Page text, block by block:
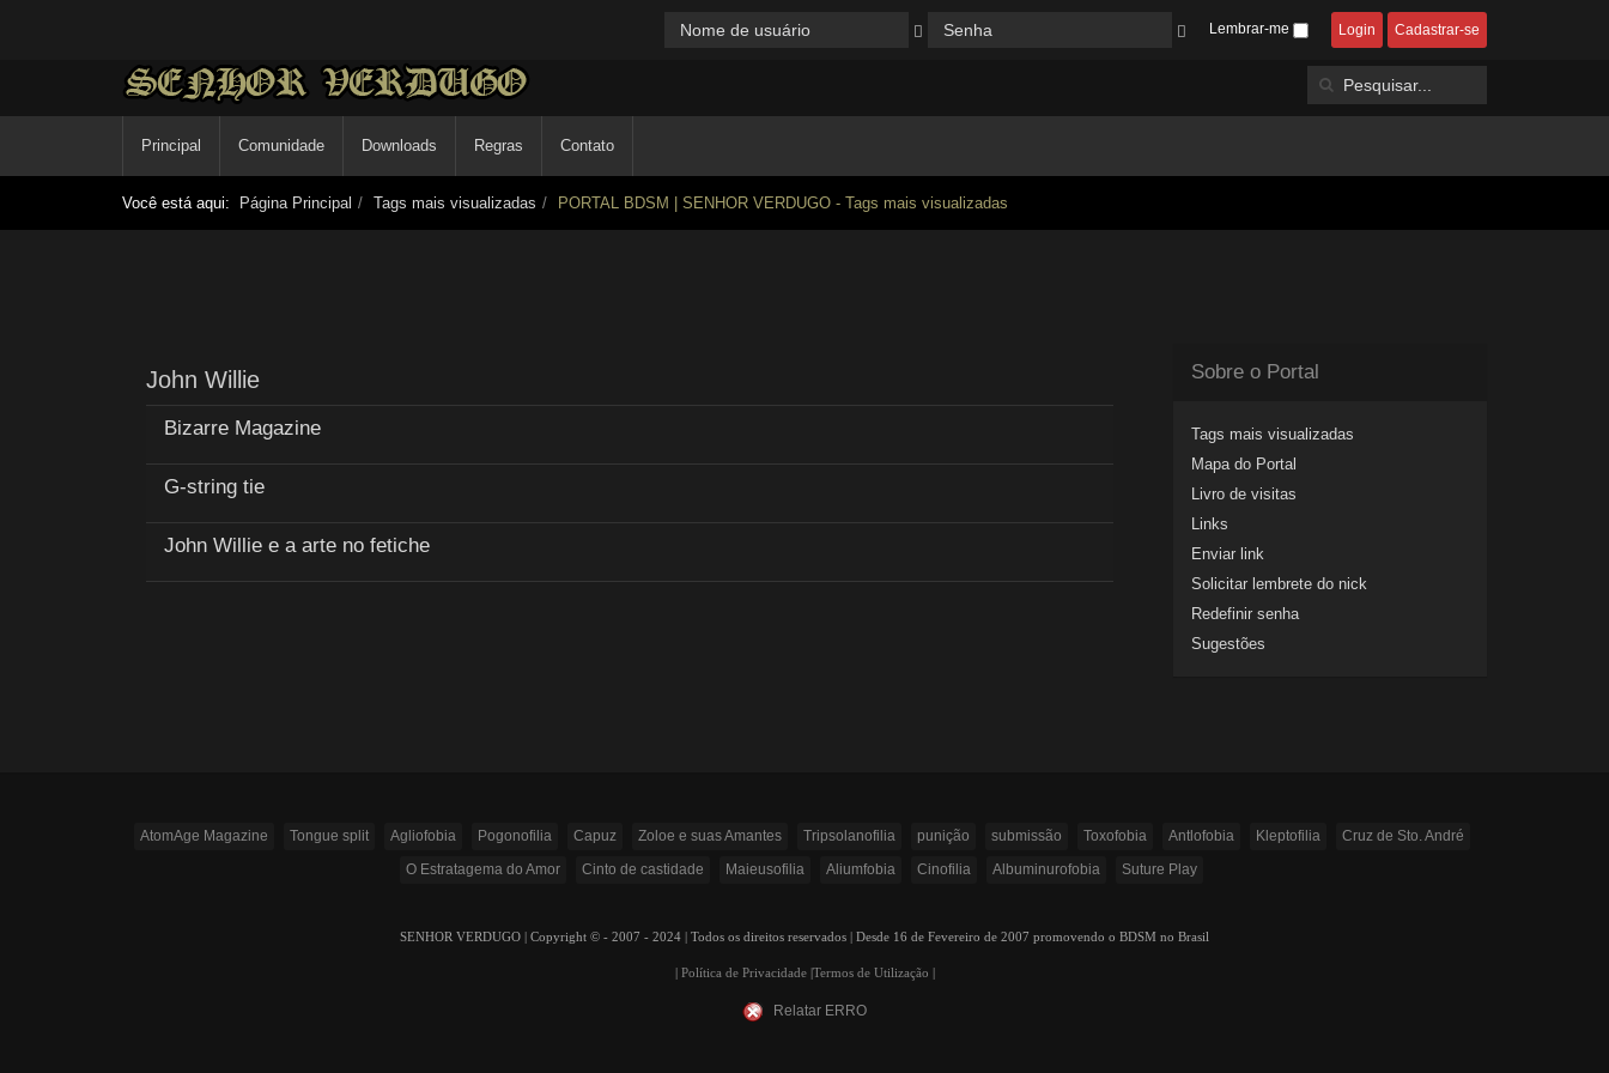
Lembrar-me Login Cadastrar-se
Principal Comunidade Downloads Regras Contato
Você está aqui: Página Principal Tags mais visualizadas PORTAL BDSM | SENHOR VERDUGO - Tags mais visualizadas
John Willie
Bizarre Magazine
G-string tie
John Willie e a arte no fetiche
Sobre o Portal
Tags mais visualizadas
Mapa do Portal
Livro de visitas
Links
Enviar link
Solicitar lembrete do nick
Redefinir senha
Sugestões
AtomAge Magazine Tongue split Agliofobia Pogonofilia Capuz Zoloe e suas Amantes Tripsolanofilia punição submissão Toxofobia Antlofobia Kleptofilia
Cruz de Sto. André
O Estratagema do Amor
Cinto de castidade Maieusofilia Aliumfobia Cinofilia Albuminurofobia Suture Play
SENHOR VERDUGO | Copyright © - 2007 - 2024 | Todos os direitos reservados | Desde 16 de Fevereiro de 2007 promovendo o BDSM no Brasil
Política de Privacidade| Termos de Utilização
Relatar ERRO